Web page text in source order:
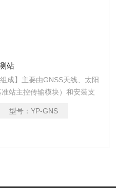
站
成】主要由GNSS天线、太阳
站主控传输模块）和安装支
型号： YP-GNS